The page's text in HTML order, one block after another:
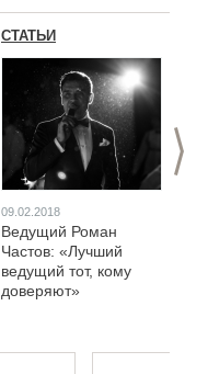
>
СТАТЬИ
09.02.2018
Ведущий Роман
Частов: «Лучший
ведущий тот, кому
доверяют»